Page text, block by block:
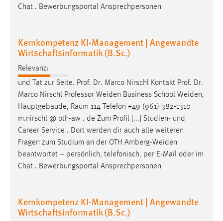
Chat . Bewerbungsportal Ansprechpersonen
Kernkompetenz KI-Management | Angewandte
Wirtschaftsinformatik (B.Sc.)
Relevanz:
und Tat zur Seite. Prof. Dr. Marco Nirschl Kontakt Prof. Dr.
Marco Nirschl Professor Weiden Business School Weiden,
Hauptgebäude, Raum 114 Telefon +49 (961) 382-1310
m.nirschl @ oth-aw . de Zum Profil [...] Studien- und
Career Service . Dort werden dir auch alle weiteren
Fragen zum Studium an der OTH Amberg-Weiden
beantwortet – persönlich, telefonisch, per E-Mail oder im
Chat . Bewerbungsportal Ansprechpersonen
Kernkompetenz KI-Management | Angewandte
Wirtschaftsinformatik (B.Sc.)